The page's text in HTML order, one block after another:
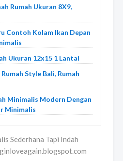
Rumah Ukuran 8X9,
Contoh Kolam Ikan Depan
Ukuran 12x15 1 Lantai
Style Bali, Rumah
Minimalis Modern Dengan
Minimalis
Sederhana Tapi Indah